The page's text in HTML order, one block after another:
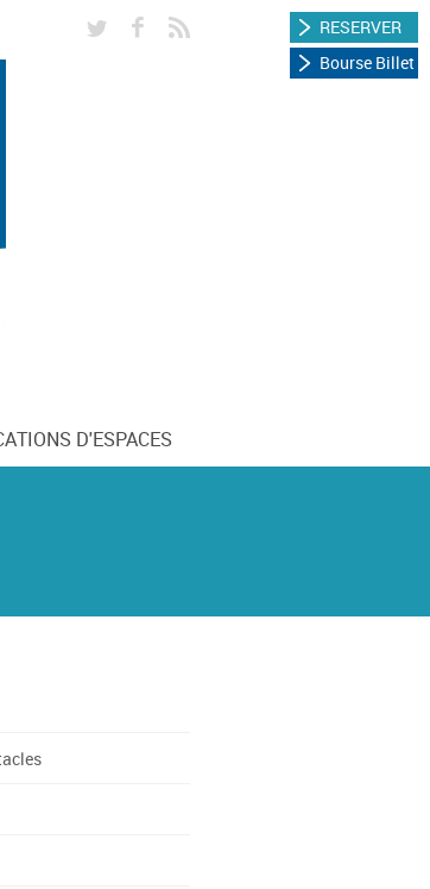
RESERVER
Bourse Billet
D'ESPACES